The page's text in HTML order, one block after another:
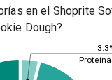
en el Shoprite
Dough?